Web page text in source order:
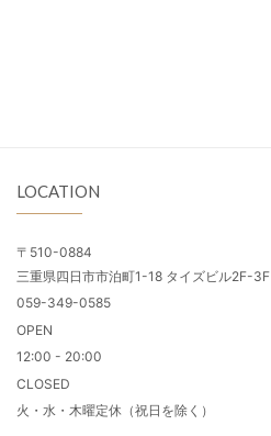
LOCATION
〒510-0884
三重県四日市市泊町1-18 タイズビル2F-3F
059-349-0585
OPEN
12:00 - 20:00
CLOSED
火・水・木曜定休（祝日を除く）